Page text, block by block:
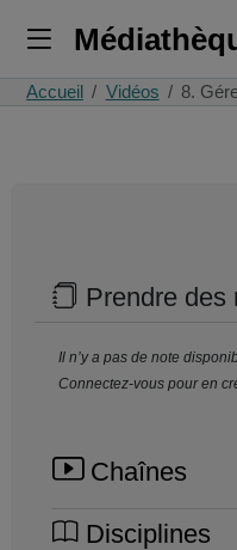
Accueil Vidéos 8.
Prendre des
Il n’y a pas de note
Connectez-vous pour en
Chaînes
Disciplines